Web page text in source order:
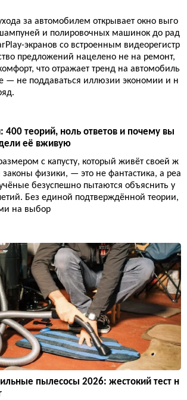
за автомобилем открывает окно выго
и полировочных машинок до рад
экранов со встроенным видеорегистр
предложений нацелено не на ремонт,
что отражает тренд на автомобиль
— не поддаваться иллюзии экономии и н
400 теорий, ноль ответов и почему вы
её вживую
с капусту, который живёт своей ж
физики, — это не фантастика, а реа
безуспешно пытаются объяснить у
Без единой подтверждённой теории,
на выбор
пылесосы 2026: жестокий тест н